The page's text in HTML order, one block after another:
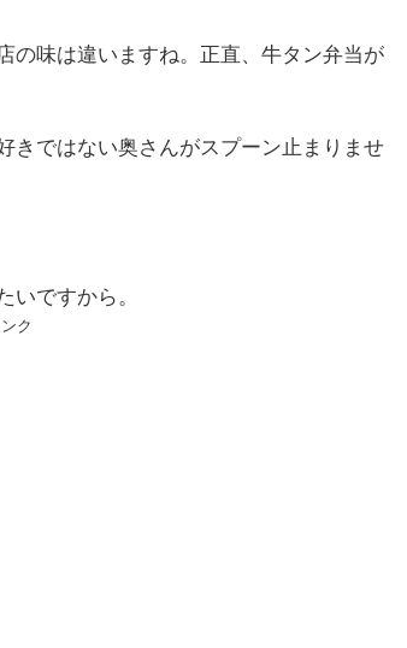
の味は違いますね。正直、牛タン弁当が
きではない奥さんがスプーン止まりませ
いですから。
ク